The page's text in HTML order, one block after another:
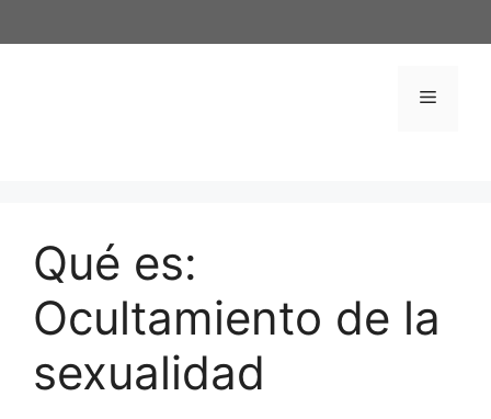
al
Menú
Qué es:
Ocultamiento de la
sexualidad